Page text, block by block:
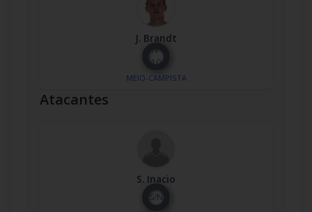
J. Brandt
Nº
10
MEIO-CAMPISTA
Atacantes
S. Inacio
S/N